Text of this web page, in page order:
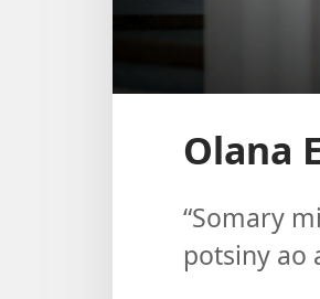
Olana
“Somary
potsiny ao